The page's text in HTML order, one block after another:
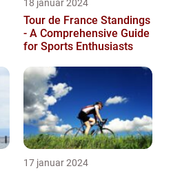
18 januar 2024
Tour de France Standings
- A Comprehensive Guide
for Sports Enthusiasts
17 januar 2024